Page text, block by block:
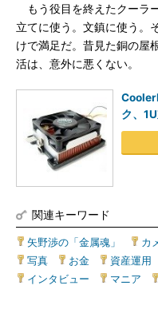
もう役目を終えたクーラ
立てに使う。文鎮に使う。
けで満足だ。昔見た銅の屋
活は、意外に悪くない。
ク、
関連キーワード
矢野渉の「金属魂」 カ
写真
お金 資産運用
インタビュー
マニア